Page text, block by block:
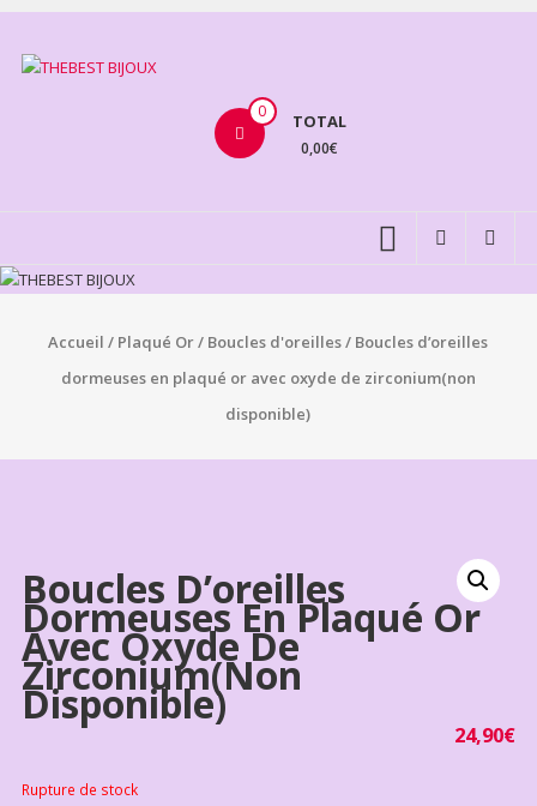
Aller
contenu
BIJOUX
0 TOTAL
0,00€
Accueil / Plaqué Or/ Boucles d'oreilles/ Boucles d’oreilles
dormeuses en plaqué or avec oxyde de zirconium(non
disponible)
Boucles D’oreilles
Dormeuses En Plaqué Or
Avec Oxyde De
Zirconium(non
Disponible)
24,90€
Rupture de stock